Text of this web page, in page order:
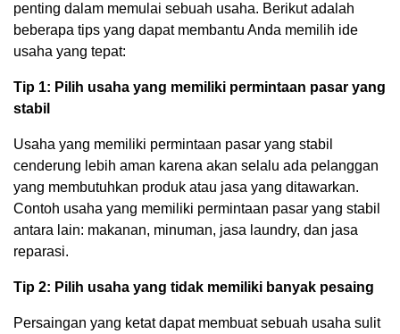
penting dalam memulai sebuah usaha. Berikut adalah
beberapa tips yang dapat membantu Anda memilih ide
usaha yang tepat:
Tip 1: Pilih usaha yang memiliki permintaan pasar yang
stabil
Usaha yang memiliki permintaan pasar yang stabil
cenderung lebih aman karena akan selalu ada pelanggan
yang membutuhkan produk atau jasa yang ditawarkan.
Contoh usaha yang memiliki permintaan pasar yang stabil
antara lain: makanan, minuman, jasa laundry, dan jasa
reparasi.
Tip 2: Pilih usaha yang tidak memiliki banyak pesaing
Persaingan yang ketat dapat membuat sebuah usaha sulit